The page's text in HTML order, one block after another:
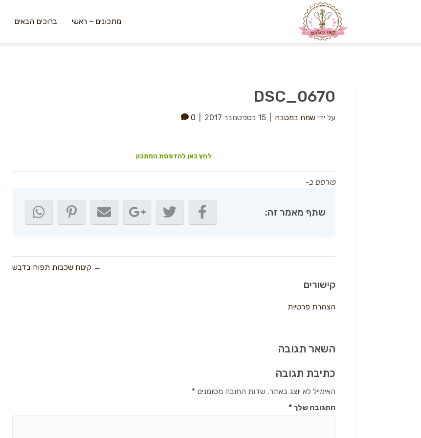
מתכונים – ראשי ברוכים הבאים
DSC_0670
על ידי שמח במטבח 15 בספטמבר 2017 0
לחץ כאן להדפסת המתכון
פורסם ב-
שתף מאמר זה:
← קינוח שכבות תפוח בדבש
קישורים
הצהרת פרטיות
השאר תגובה
כתיבת תגובה
האימייל לא יוצג באתר. שדות החובה מסומנים*
התגובה שלך*